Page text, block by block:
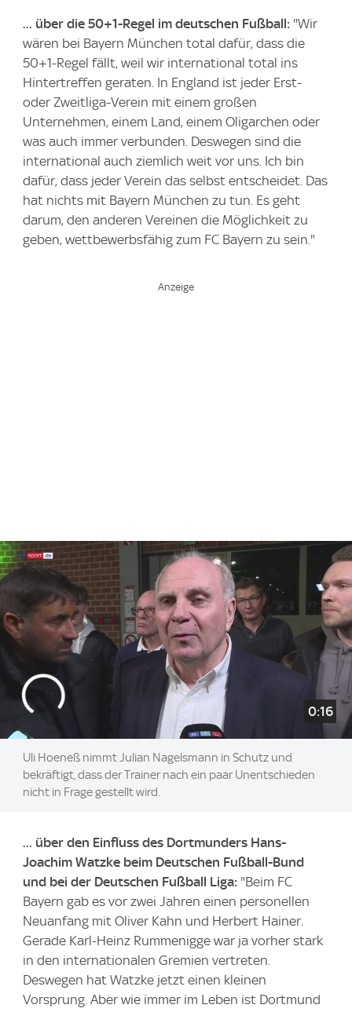
... über die 50+1-Regel im deutschen Fußball: "Wir
wären bei Bayern München total dafür, dass die
50+1-Regel fällt, weil wir international total ins
Hintertreffen geraten. In England ist jeder Erst-
oder Zweitliga-Verein mit einem großen
Unternehmen, einem Land, einem Oligarchen oder
was auch immer verbunden. Deswegen sind die
international auch ziemlich weit vor uns. Ich bin
dafür, dass jeder Verein das selbst entscheidet. Das
hat nichts mit Bayern München zu tun. Es geht
darum, den anderen Vereinen die Möglichkeit zu
geben, wettbewerbsfähig zum FC Bayern zu sein."
0:16
Uli Hoeneß nimmt Julian Nagelsmann in Schutz und
bekräftigt, dass der Trainer nach ein paar Unentschieden
nicht in Frage gestellt wird.
... über den Einfluss des Dortmunders Hans-
Joachim Watzke beim Deutschen Fußball-Bund
und bei der Deutschen Fußball Liga: "Beim FC
Bayern gab es vor zwei Jahren einen personellen
Neuanfang mit Oliver Kahn und Herbert Hainer.
Gerade Karl-Heinz Rummenigge war ja vorher stark
in den internationalen Gremien vertreten.
Deswegen hat Watzke jetzt einen kleinen
Vorsprung. Aber wie immer im Leben ist Dortmund